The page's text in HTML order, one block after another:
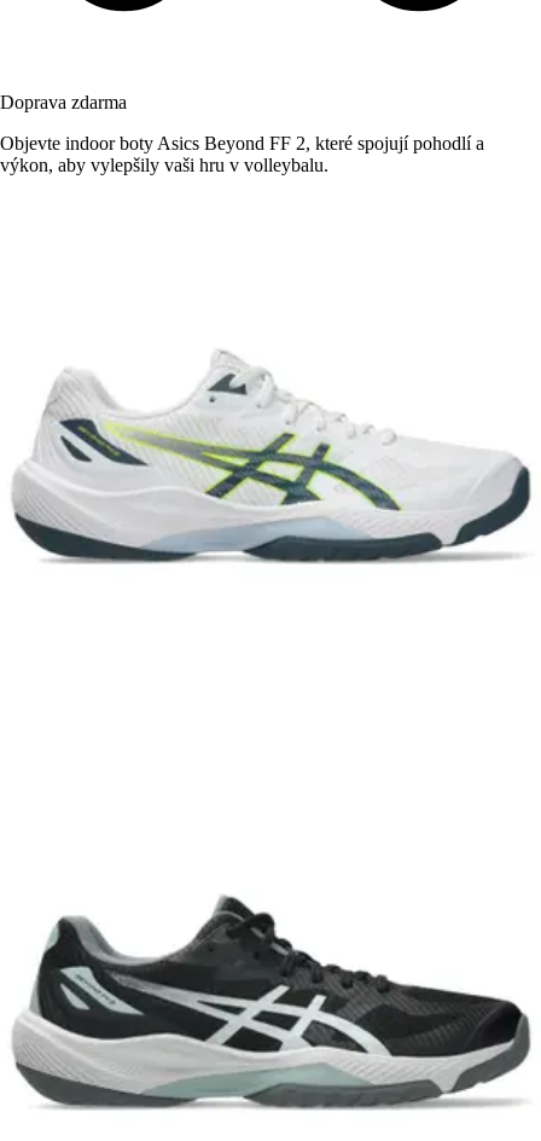
Doprava zdarma
Objevte indoor boty Asics Beyond FF 2, které spojují pohodlí a
výkon, aby vylepšily vaši hru v volleybalu.